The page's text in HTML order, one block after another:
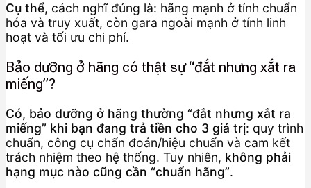
Cụ thể, cách nghĩ đúng là: hãng mạnh ở tính chuẩn
hóa và truy xuất, còn gara ngoài mạnh ở tính linh
hoạt và tối ưu chi phí.
Bảo dưỡng ở hãng có thật sự “đắt nhưng xắt ra
miếng”?
Có, bảo dưỡng ở hãng thường “đắt nhưng xắt ra
miếng” khi bạn đang trả tiền cho 3 giá trị: quy trình
chuẩn, công cụ chẩn đoán/hiệu chuẩn và cam kết
trách nhiệm theo hệ thống. Tuy nhiên, không phải
hạng mục nào cũng cần “chuẩn hãng”.